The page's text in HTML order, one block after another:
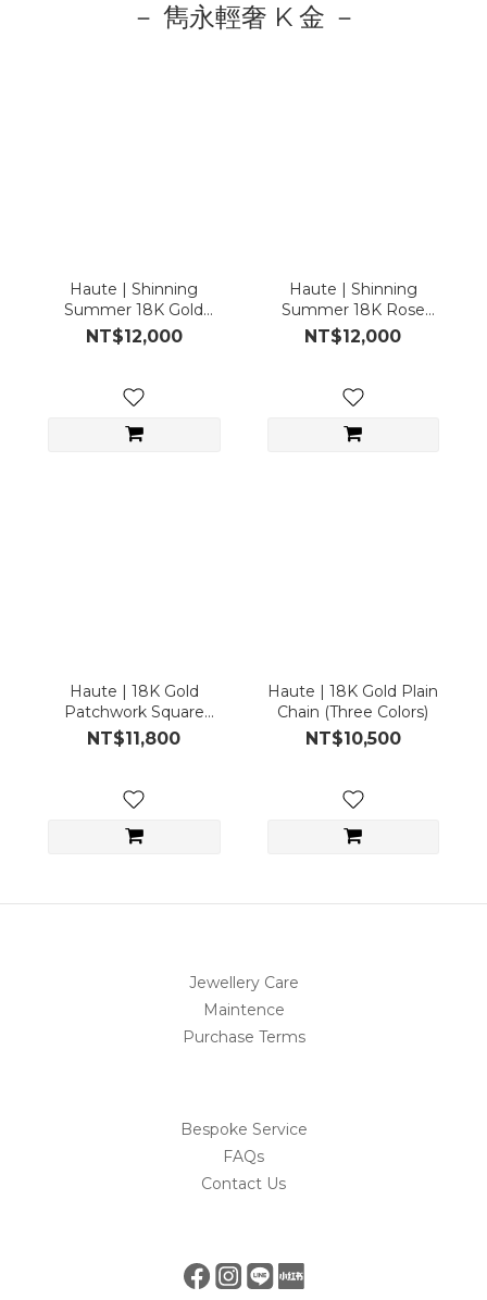
－ 雋永輕奢 K 金 －
Haute | Shinning
Summer 18K Gold
Necklace
NT$12,000
Haute | Shinning
Summer 18K Rose
Gold Necklace
NT$12,000
Haute | 18K Gold
Patchwork Square
Serpentine Chain
NT$11,800
Haute | 18K Gold Plain
Chain (Three Colors)
NT$10,500
Jewellery Care
Maintence
Purchase Terms
Bespoke Service
FAQs
Contact Us